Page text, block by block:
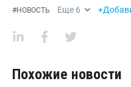
#НОВОСТЬ Еще 6
Похожие новости